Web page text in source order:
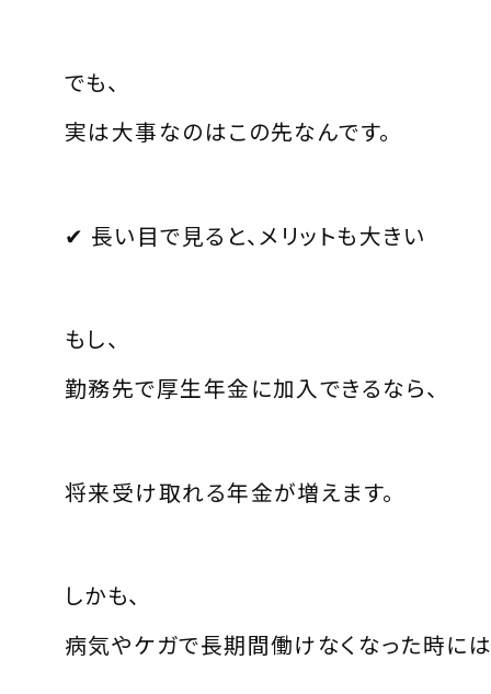
でも、
実は大事なのはこの先なんです。
✔ 長い目で見ると、メリットも大きい
もし、
勤務先で厚生年金に加入できるなら、
将来受け取れる年金が増えます。
しかも、
病気やケガで長期間働けなくなった時には